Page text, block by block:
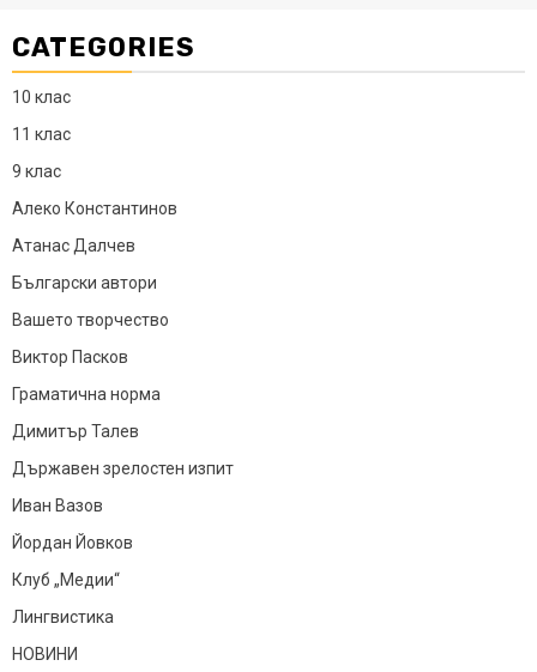
CATEGORIES
10 клас
11 клас
9 клас
Алеко Константинов
Атанас Далчев
Български автори
Вашето творчество
Виктор Пасков
Граматична норма
Димитър Талев
Държавен зрелостен изпит
Иван Вазов
Йордан Йовков
Клуб „Медии“
Лингвистика
НОВИНИ